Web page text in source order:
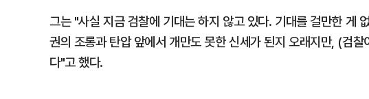
그는 "사실 지금 검찰에 기대는 하지 않고 있다. 기대를 걸만한 게
권의 조롱과 탄압 앞에서 개만도 못한 신세가 된지 오래지만, (검
다"고 했다.